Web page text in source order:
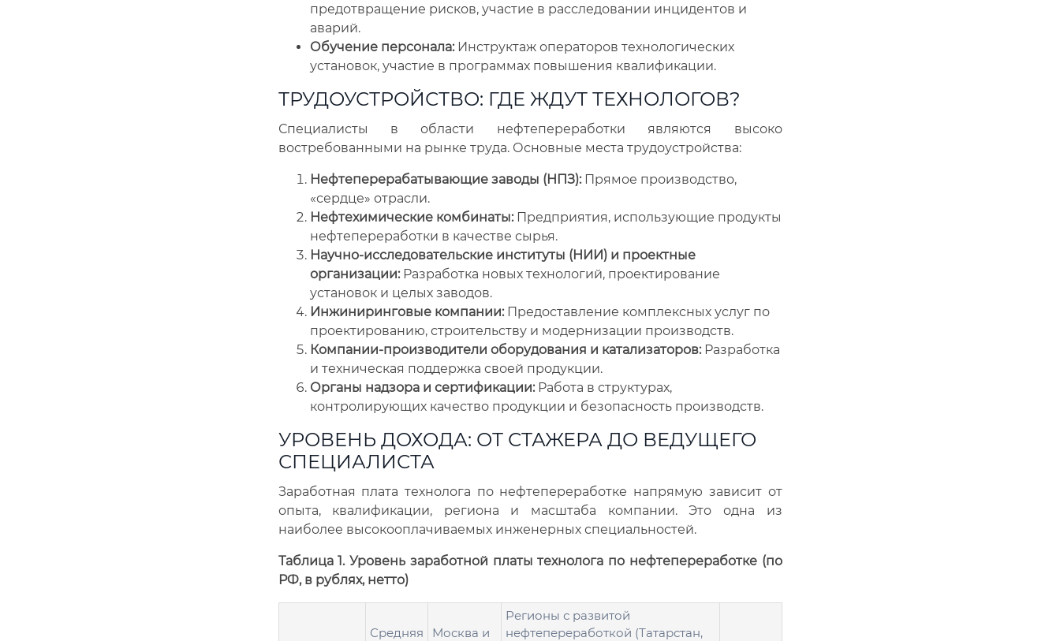
предотвращение рисков, участие в расследовании инцидентов и
аварий.
Обучение персонала:Инструктаж операторов технологических
установок, участие в программах повышения квалификации.
ТРУДОУСТРОЙСТВО: ГДЕ ЖДУТ ТЕХНОЛОГОВ?
Специалисты в области нефтепереработки являются высоко
востребованными на рынке труда. Основные места трудоустройства:
Нефтеперерабатывающие заводы (НПЗ):Прямое производство,
«сердце» отрасли.
Нефтехимические комбинаты:Предприятия, использующие продукты
нефтепереработки в качестве сырья.
Научно-исследовательские институты (НИИ) и проектные
организации:Разработка новых технологий, проектирование
установок и целых заводов.
Инжиниринговые компании:Предоставление комплексных услуг по
проектированию, строительству и модернизации производств.
Компании-производители оборудования и катализаторов:Разработка
и техническая поддержка своей продукции.
Органы надзора и сертификации:Работа в структурах,
контролирующих качество продукции и безопасность производств.
УРОВЕНЬ ДОХОДА: ОТ СТАЖЕРА ДО ВЕДУЩЕГО
СПЕЦИАЛИСТА
Заработная плата технолога по нефтепереработке напрямую зависит от
опыта, квалификации, региона и масштаба компании. Это одна из
наиболее высокооплачиваемых инженерных специальностей.
Таблица 1. Уровень заработной платы технолога по нефтепереработке (по
РФ, в рублях, нетто)
Средняя
Москва и
Регионы с развитой
нефтепереработкой (Татарстан,